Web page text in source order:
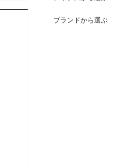
ブランドから選ぶ